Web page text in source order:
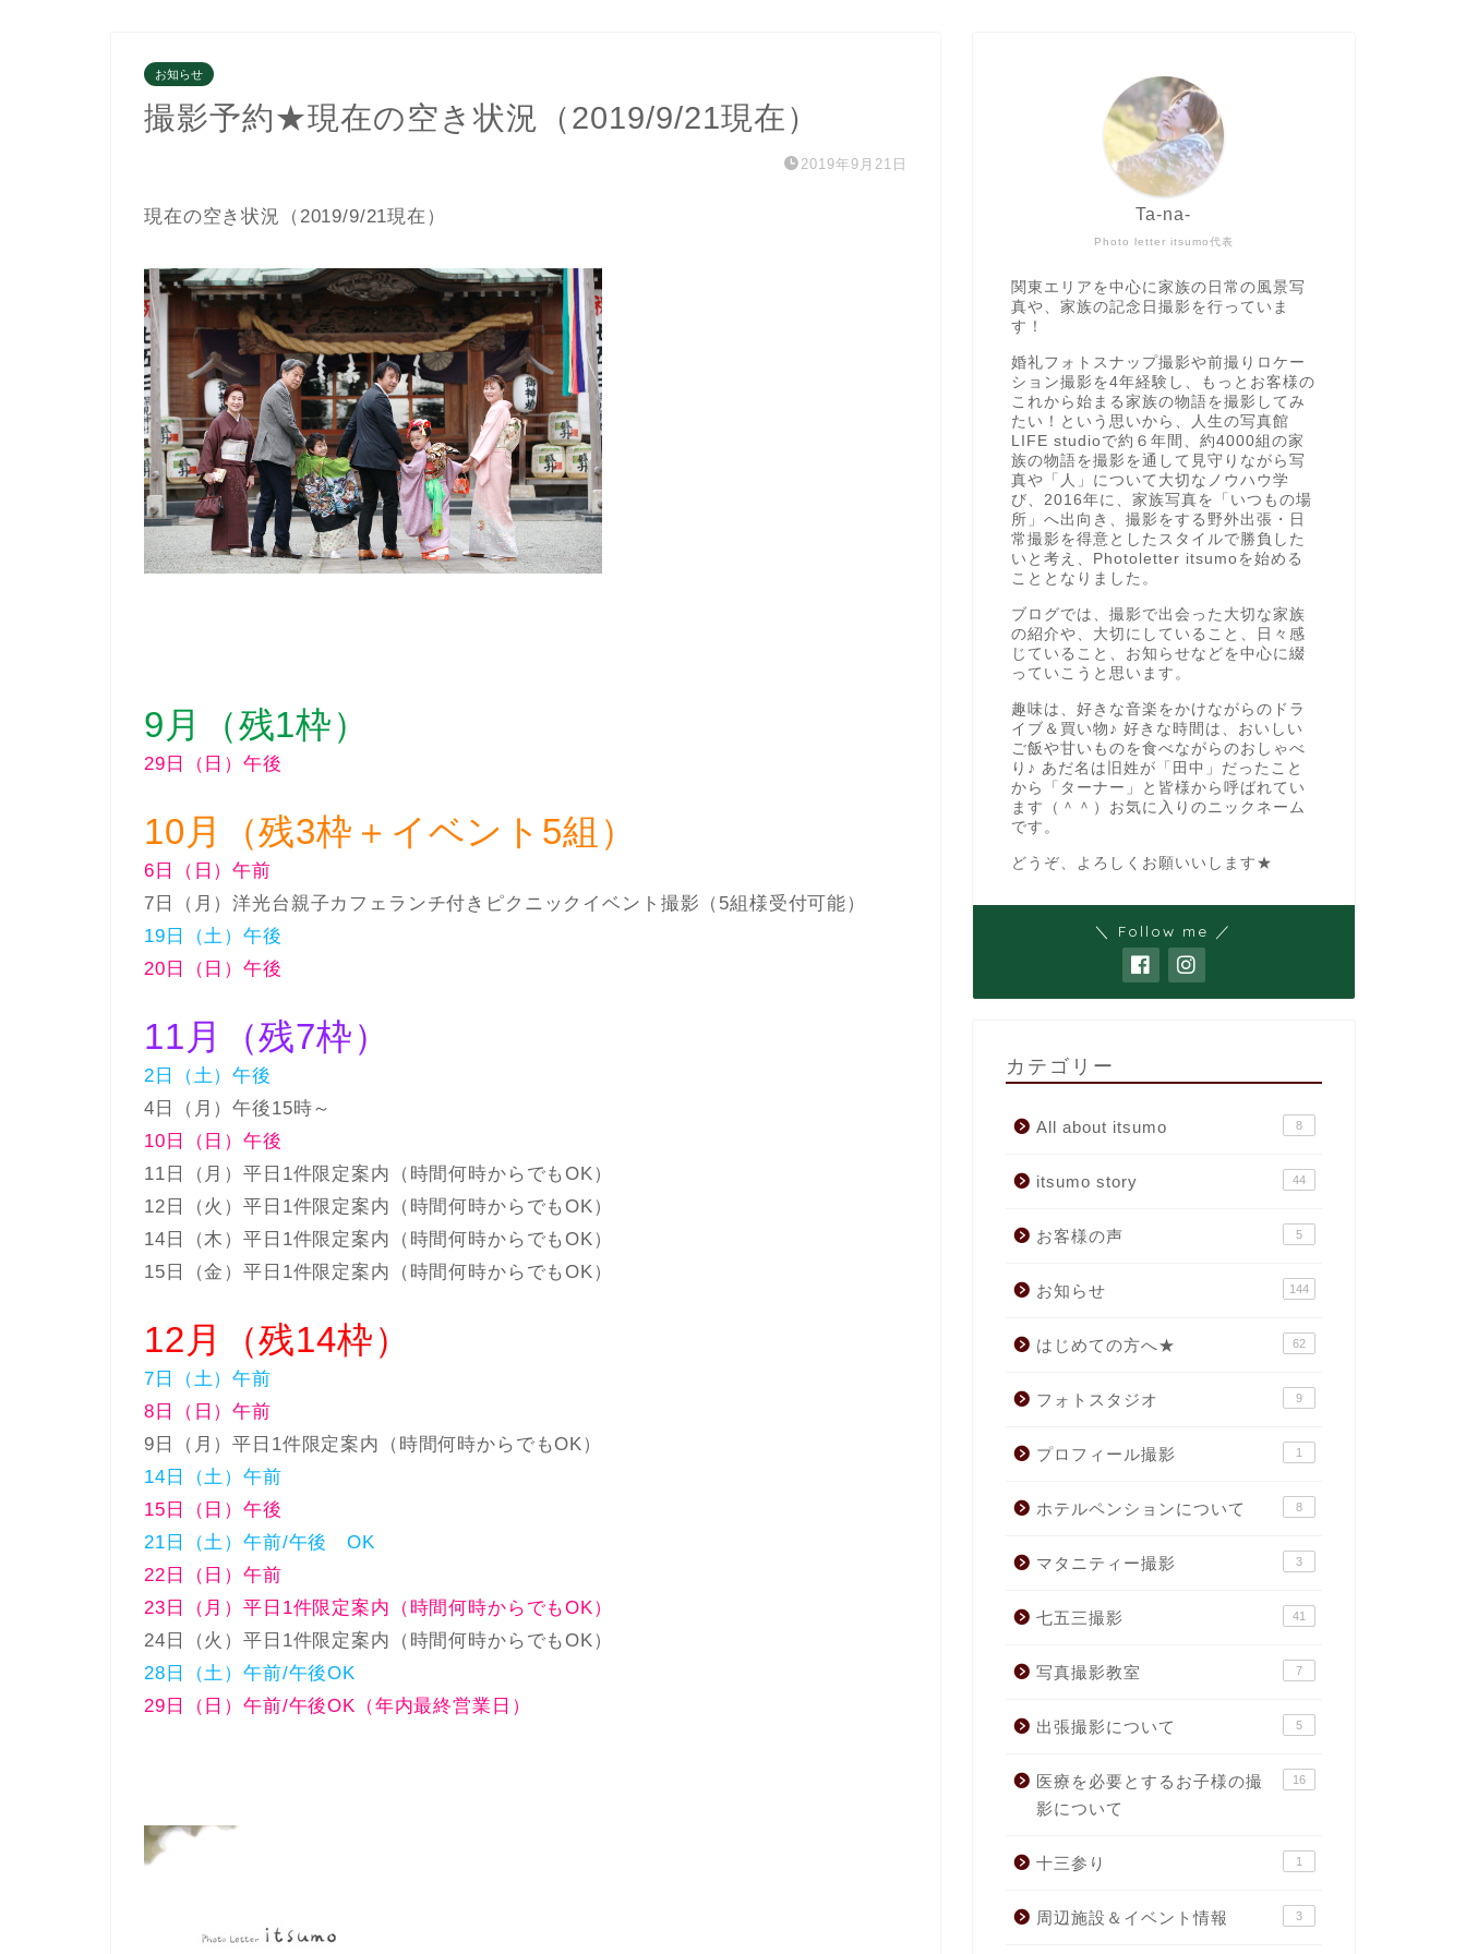
お知らせ
撮影予約★現在の空き状況（2019/9/21現在）
2019年9月21日
現在の空き状況（2019/9/21現在）
9月（残1枠）
29日（日）午後
10月（残3枠＋イベント5組）
6日（日）午前
7日（月）洋光台親子カフェランチ付きピクニックイベント撮影（5組様受付可能）
19日（土）午後
20日（日）午後
11月（残7枠）
2日（土）午後
4日（月）午後15時～
10日（日）午後
11日（月）平日1件限定案内（時間何時からでもOK）
12日（火）平日1件限定案内（時間何時からでもOK）
14日（木）平日1件限定案内（時間何時からでもOK）
15日（金）平日1件限定案内（時間何時からでもOK）
12月（残14枠）
7日（土）午前
8日（日）午前
9日（月）平日1件限定案内（時間何時からでもOK）
14日（土）午前
15日（日）午後
21日（土）午前/午後 OK
22日（日）午前
23日（月）平日1件限定案内（時間何時からでもOK）
24日（火）平日1件限定案内（時間何時からでもOK）
28日（土）午前/午後OK
29日（日）午前/午後OK（年内最終営業日）
Photo letter itsumo代表
Ta-na-
関東エリアを中心に家族の日常の風景写
真や、家族の記念日撮影を行っていま
す！
婚礼フォトスナップ撮影や前撮りロケー
ション撮影を4年経験し、もっとお客様の
これから始まる家族の物語を撮影してみ
たい！という思いから、人生の写真館
LIFE studioで約６年間、約4000組の家
族の物語を撮影を通して見守りながら写
真や「人」について大切なノウハウ学
び、2016年に、家族写真を「いつもの場
所」へ出向き、撮影をする野外出張・日
常撮影を得意としたスタイルで勝負した
いと考え、Photoletter itsumoを始める
こととなりました。
ブログでは、撮影で出会った大切な家族
の紹介や、大切にしていること、日々感
じていること、お知らせなどを中心に綴
っていこうと思います。
趣味は、好きな音楽をかけながらのドラ
イブ＆買い物♪ 好きな時間は、おいしい
ご飯や甘いものを食べながらのおしゃべ
り♪ あだ名は旧姓が「田中」だったこと
から「ターナー」と皆様から呼ばれてい
ます（＾＾）お気に入りのニックネーム
です。
どうぞ、よろしくお願いいします★
＼ Follow me ／
カテゴリー
All about itsumo 8
itsumo story 44
お客様の声 5
お知らせ 144
はじめての方へ★ 62
フォトスタジオ 9
プロフィール撮影 1
ホテルペンションについて 8
マタニティー撮影 3
七五三撮影 41
写真撮影教室 7
出張撮影について 5
医療を必要とするお子様の撮
影について
16
十三参り 1
周辺施設＆イベント情報 3